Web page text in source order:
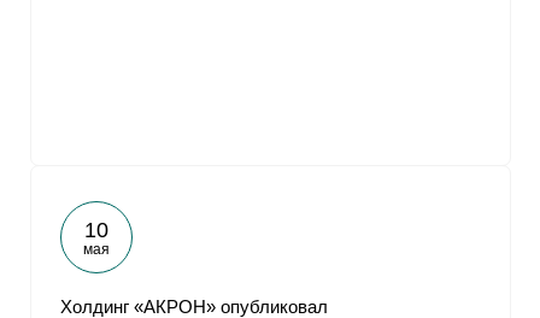
10
мая
Холдинг «АКРОН» опубликовал